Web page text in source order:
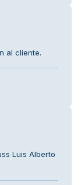
al cliente.
Luis Alberto